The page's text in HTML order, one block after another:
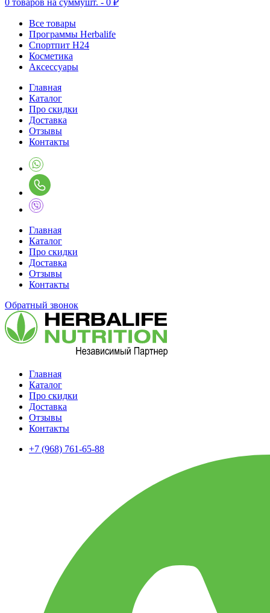
0 товаров на суммушт. - 0 ₽
Все товары
Программы Herbalife
Спортпит H24
Косметика
Аксессуары
Главная
Каталог
Про скидки
Доставка
Отзывы
Контакты
Главная
Каталог
Про скидки
Доставка
Отзывы
Контакты
Обратный звонок
Главная
Каталог
Про скидки
Доставка
Отзывы
Контакты
+7 (968) 761-65-88